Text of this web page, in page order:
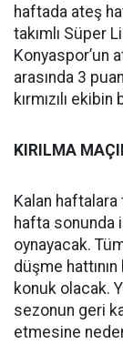
haftada ateş
takımlı Süper
Konyaspor’un
arasında 3
kırmızılı
KIRILMA
Kalan
hafta sonunda
oynayacak.
düşme
konuk olacak.
sezonun geri
etmesine